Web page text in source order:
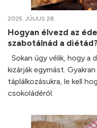
2025. JÚLIUS 28.
Hogyan élvezd az
szabotálnád a
Sokan úgy vélik, hogy a
kizárják egymást.
táplálkozásukra, le kell
csokoládéról.